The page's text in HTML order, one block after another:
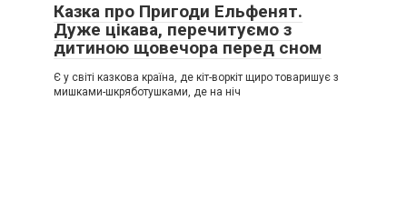
Казка про Пригоди Ельфенят.
Дуже цікава, перечитуємо з
дитиною щовечора перед сном
Є у світі казкова країна, де кіт-воркіт щиро товаришує з
мишками-шкряботушками, де на ніч